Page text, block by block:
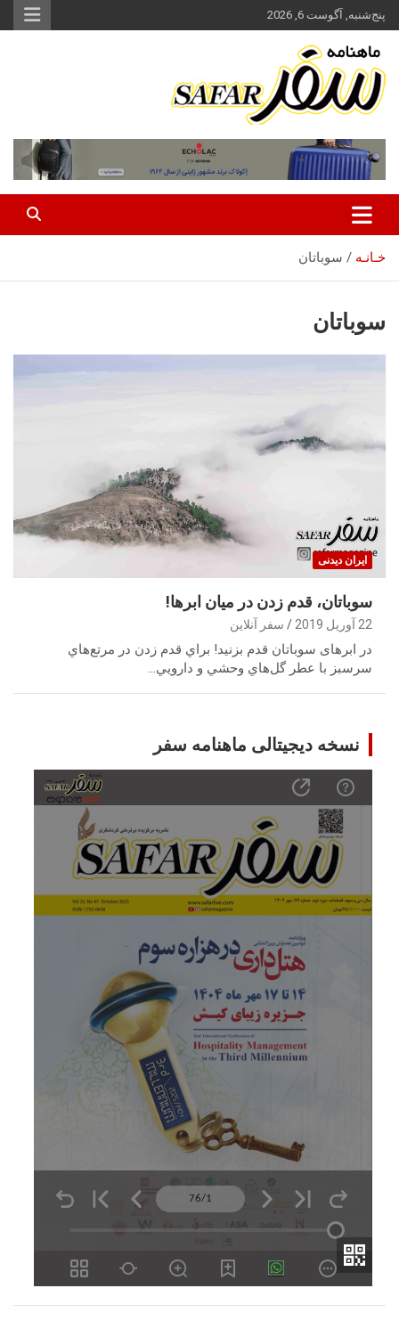
محتوا
بروید
پنج‌شنبه, آگوست 6, 2026
سفر آنلاین
خـانـه سوباتان
سوباتان
ایران‌ دیدنی
سوباتان، قدم زدن در میان ابرها!
22 آوریل 2019 سفر آنلاین
‬سرسبز‭ ‬با‭ ‬عطر‭ ‬گل‌هاي‭ ‬وحشي‭ ‬و‭ ‬دارويي‭…
نسخه دیجیتالی ماهنامه سفر